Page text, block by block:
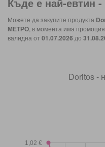
Можете да закупите продукта
МЕТРО , в момента има
валидна от 01.07.2026 до
Doritos -
1,02 €